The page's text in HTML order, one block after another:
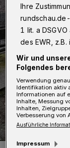
Ihre
1 lit. a
des EWR, z.B.
Wir und
Folgendes
Verwendung
Identifikation aktiv
Informationen auf
Inhalte, Messung
Inhalten,
Verbesserung von
Ausführliche
Impressum